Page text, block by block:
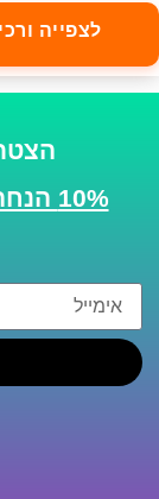
לצפייה
10% הנחה בקנייה הבאה